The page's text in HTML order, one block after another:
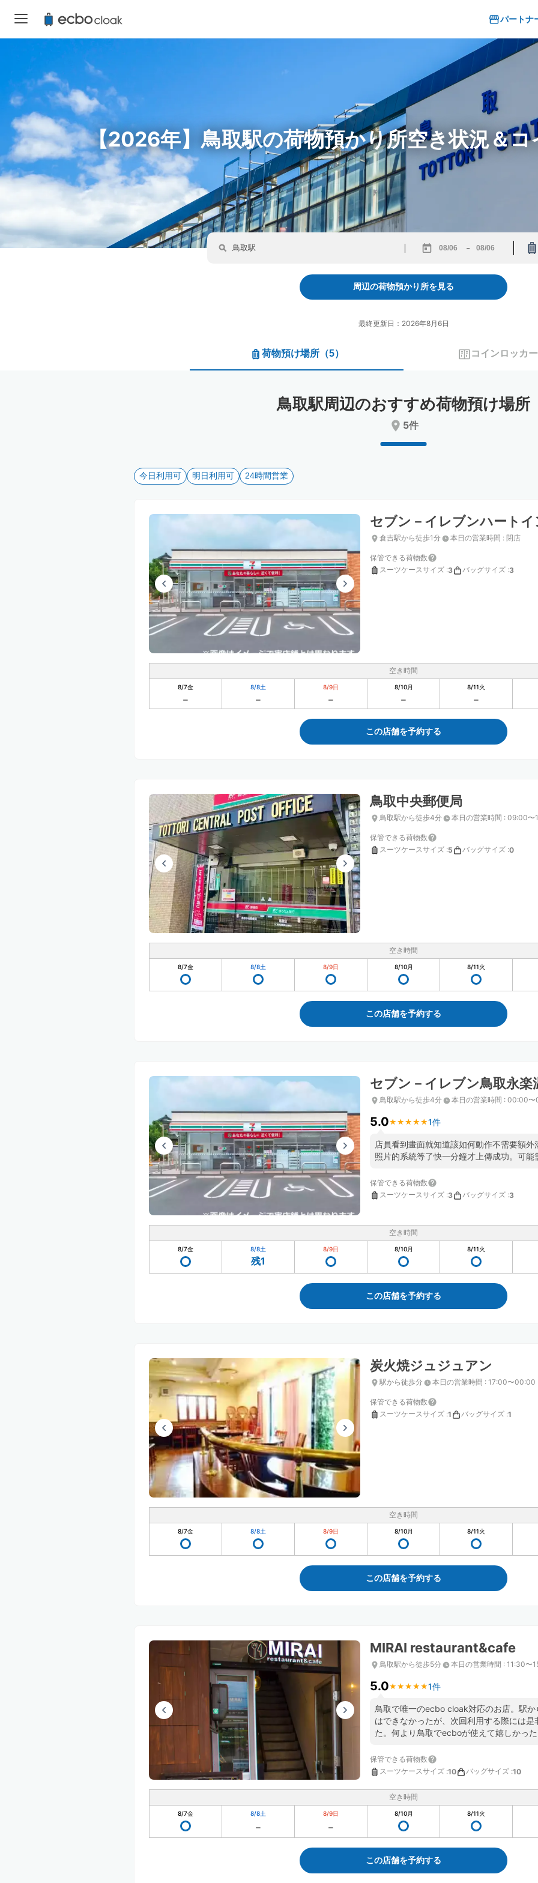
パートナ
【2026年】鳥取駅の荷物預かり所空き状況＆
forward
to
interact
the
select
Press
the
changing
dates.
-
backward
interact
select
the
changing
dates.
周辺の荷物預かり所を見る
最終更新日：2026年8月6日
荷物預け場所（5） コインロッカー
鳥取駅周辺のおすすめ荷物預け場所
5件
今日利用可 明日利用可 24時間営業
セブン－イレブンハートイ
倉吉駅から徒歩1分 本日の営業時間 : 閉店
保管できる荷物数
スーツケースサイズ :3 バッグサイズ :3
空き時間
8/7金 8/8土 8/9日 8/10月 8/11火
この店舗を予約する
鳥取中央郵便局
鳥取駅から徒歩4分 本日の営業時間 : 09:00〜
保管できる荷物数
スーツケースサイズ :5 バッグサイズ :0
空き時間
8/7金 8/8土 8/9日 8/10月 8/11火
この店舗を予約する
セブン－イレブン鳥取永楽
鳥取駅から徒歩4分 本日の営業時間 : 00:00〜
5.0★ ★ ★ ★ ★
★ ★ ★ ★ ★1件
店員看到畫面就知道該如何動作不需要額
照片的系統等了快一分鐘才上傳成功。可能
保管できる荷物数
スーツケースサイズ :3 バッグサイズ :3
空き時間
8/7金 8/8土
残1
8/9日 8/10月 8/11火
この店舗を予約する
炭火焼ジュジュアン
駅から徒歩分 本日の営業時間 : 17:00〜00:00
保管できる荷物数
スーツケースサイズ :1 バッグサイズ :1
空き時間
8/7金 8/8土 8/9日 8/10月 8/11火
この店舗を予約する
MIRAI restaurant&cafe
鳥取駅から徒歩5分 本日の営業時間 : 11:30〜
5.0★ ★ ★ ★ ★
★ ★ ★ ★ ★1件
鳥取で唯一のecbo cloak対応のお店。駅
はできなかったが、次回利用する際には
た。何より鳥取でecboが使えて嬉しかっ
保管できる荷物数
スーツケースサイズ :10 バッグサイズ :10
空き時間
8/7金 8/8土 8/9日 8/10月 8/11火
この店舗を予約する